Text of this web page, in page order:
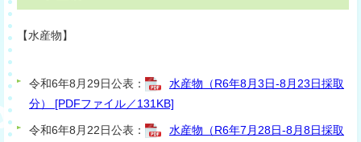
【水産物】
令和6年8月29日公表：
水産物（R6年8月3日-8月23日採取
分） [PDFファイル／131KB]
令和6年8月22日公表：
水産物（R6年7月28日-8月8日採取